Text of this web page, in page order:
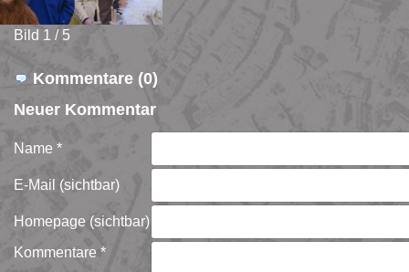
Bild 1 / 5
Kommentare (0)
Neuer Kommentar
Name *
E-Mail (sichtbar)
Homepage (sichtbar)
Kommentare *